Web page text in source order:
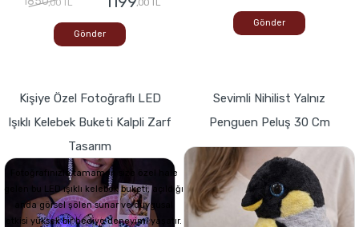
Gönder
Gönder
Kişiye Özel Fotoğraflı LED
Işıklı Kelebek Buketi Kalpli Zarf
Tasarım
Fotoğrafınızla tamamen size özel hale
gelen bu LED ışıklı kelebek buketi, açıldığı
anda görsel şölen sunar ve duygusal
etkisi yüksek bir hediye deneyimi yaşatır.
Sevimli Nihilist Yalnız
Penguen Peluş 30 Cm